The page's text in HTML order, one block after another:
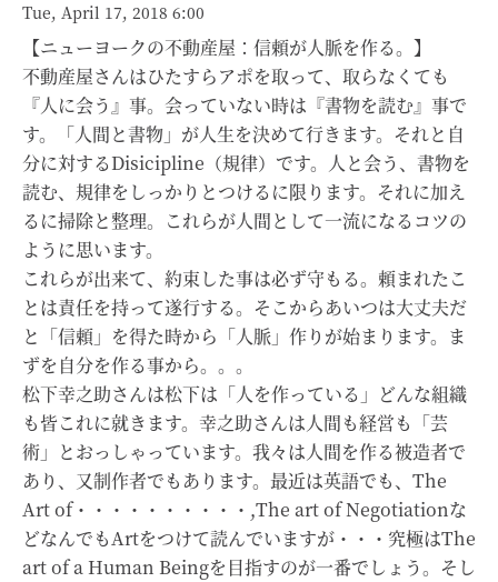
Tue, April 17, 2018 6:00
【ニューヨークの不動産屋：信頼が人脈を作る。】
不動産屋さんはひたすらアポを取って、取らなくても
『人に会う』事。会っていない時は『書物を読む』事で
す。「人間と書物」が人生を決めて行きます。それと自
分に対するDisicipline（規律）です。人と会う、書物を
読む、規律をしっかりとつけるに限ります。それに加え
るに掃除と整理。これらが人間として一流になるコツの
ように思います。
これらが出来て、約束した事は必ず守もる。頼まれたこ
とは責任を持って遂行する。そこからあいつは大丈夫だ
と「信頼」を得た時から「人脈」作りが始まります。ま
ずを自分を作る事から。。。
松下幸之助さんは松下は「人を作っている」どんな組織
も皆これに就きます。幸之助さんは人間も経営も「芸
術」とおっしゃっています。我々は人間を作る被造者で
あり、又制作者でもあります。最近は英語でも、The
Art of・・・・・・・・・・,The art of Negotiationな
どなんでもArtをつけて読んでいますが・・・究極はThe
art of a Human Beingを目指すのが一番でしょう。そし